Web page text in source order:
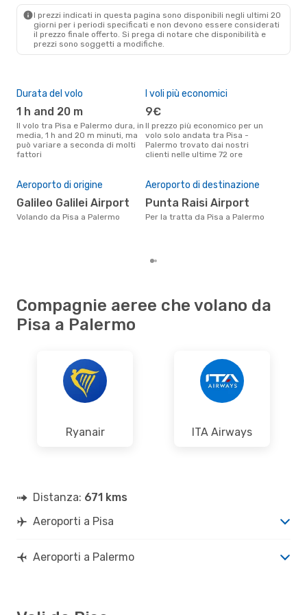
I prezzi indicati in questa pagina sono disponibili negli ultimi 20
giorni per i periodi specificati e non devono essere considerati
il ​​prezzo finale offerto. Si prega di notare che disponibilità e
prezzi sono soggetti a modifiche.
Durata del volo
1 h and 20 m
Il volo tra Pisa e Palermo dura, in
media, 1 h and 20 m minuti, ma
può variare a seconda di molti
fattori
I voli più economici
9€
Il prezzo più economico per un
volo solo andata tra Pisa -
Palermo trovato dai nostri
clienti nelle ultime 72 ore
Aeroporto di origine
Galileo Galilei Airport
Volando da Pisa a Palermo
Aeroporto di destinazione
Punta Raisi Airport
Per la tratta da Pisa a Palermo
Compagnie aeree che volano da
Pisa a Palermo
Ryanair ITA Airways
Distanza: 671 kms
Aeroporti a Pisa
Aeroporti a Palermo